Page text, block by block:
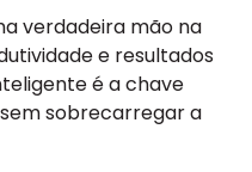
verdadeira mão na
e resultados
é a chave
sobrecarregar a